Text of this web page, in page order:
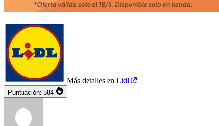
Más detalles en Lidl
Puntuación: 584